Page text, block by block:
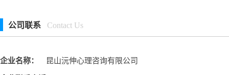
公司联系 Contact Us
企业名称： 昆山沅伸心理咨询有限公司